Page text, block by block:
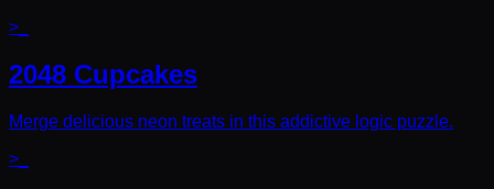
>_
2048 Cupcakes
Merge delicious neon treats in this addictive logic puzzle.
>_